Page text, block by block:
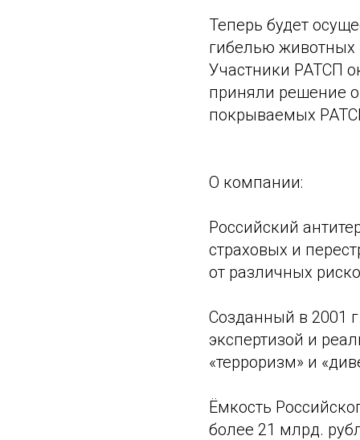
Теперь будет
гибелью животных
Участники РАТСП
приняли решение
покрываемых
О компании:
Российский
страховых и
от различных
Созданный в 2001
экспертизой и
«терроризм» и
Ёмкость
более 21 млрд.